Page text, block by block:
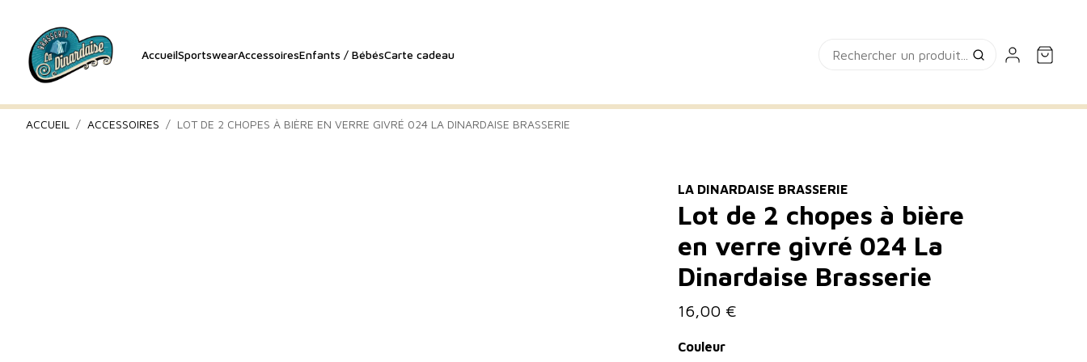
AccueilSportswearAccessoiresEnfants / BébésCarte cadeau
ACCUEIL ACCESSOIRES LOT DE 2 CHOPES À BIÈRE EN VERRE GIVRÉ 024 LA DINARDAISE BRASSERIE
LA DINARDAISE BRASSERIE
Lot de 2 chopes à bière
en verre givré 024 La
Dinardaise Brasserie
16,00 €
Couleur